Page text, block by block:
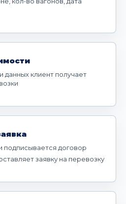
данных клиент получает
подписывается договор
заявку на перевозку